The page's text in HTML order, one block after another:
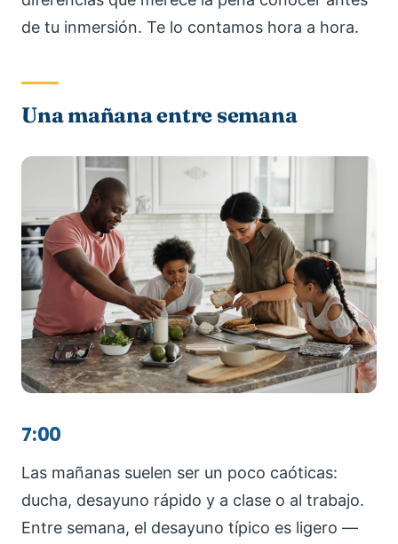
de tu inmersión. Te lo contamos hora a hora.
Una mañana entre semana
7:00
Las mañanas suelen ser un poco caóticas:
ducha, desayuno rápido y a clase o al trabajo.
Entre semana, el desayuno típico es ligero —